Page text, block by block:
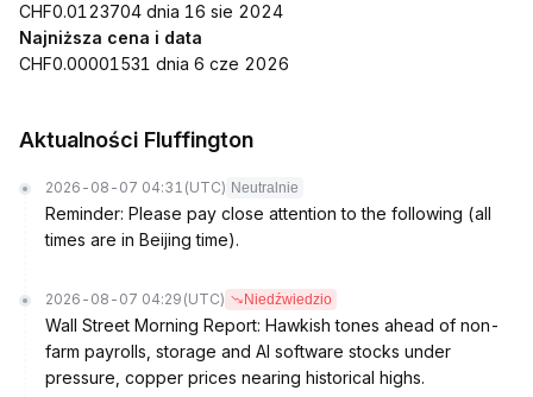
CHF0.0123704 dnia 16 sie 2024
Najniższa cena i data
CHF0.00001531 dnia 6 cze 2026
Aktualności Fluffington
2026-08-07 04:31 (UTC) Neutralnie
Reminder: Please pay close attention to the following (all
times are in Beijing time).
2026-08-07 04:29 (UTC) Niedźwiedzio
Wall Street Morning Report: Hawkish tones ahead of non-
farm payrolls, storage and AI software stocks under
pressure, copper prices nearing historical highs.